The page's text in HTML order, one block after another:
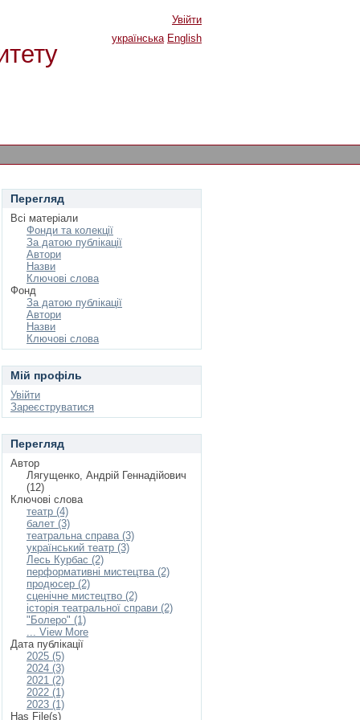
Увійти
українська English
Перегляд
Всі матеріали
Фонди та колекції
За датою публікації
Автори
Назви
Ключові слова
Фонд
За датою публікації
Автори
Назви
Ключові слова
Мій профіль
Увійти
Зареєструватися
Перегляд
Автор
Лягущенко, Андрій Геннадійович
(12)
Ключові слова
театр (4)
балет (3)
театральна справа (3)
український театр (3)
Лесь Курбас (2)
перформативні мистецтва (2)
продюсер (2)
сценічне мистецтво (2)
історія театральної справи (2)
"Болеро" (1)
... View More
Дата публікації
2025 (5)
2024 (3)
2021 (2)
2022 (1)
2023 (1)
Has File(s)